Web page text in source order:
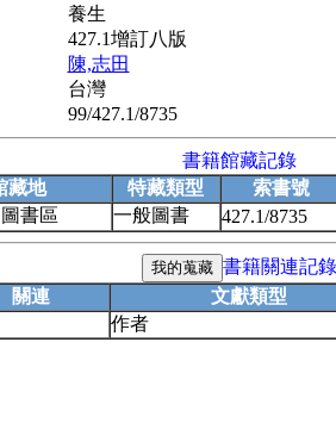
養生
427.1增訂八版
陳,志田
台灣
99/427.1/8735
書籍館藏記錄
藏地 特藏類型
索書號
書區 一般圖書 427.1/8735
書籍關連記錄
關連
文獻類型
作者